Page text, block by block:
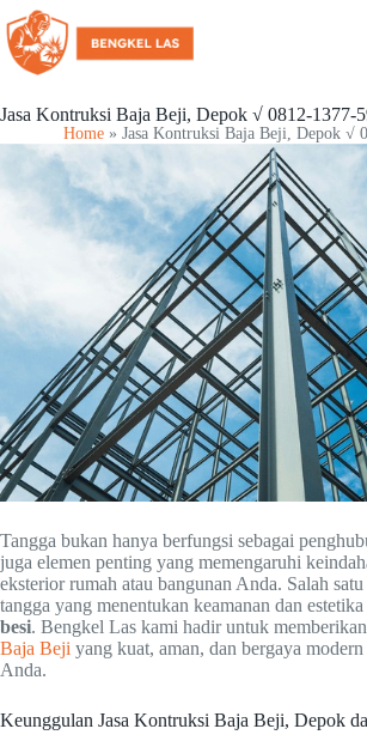
Jasa Kontruksi Baja Beji, Depok √ 0812-1377-
Home » Jasa Kontruksi Baja Beji, Depok √
Tangga bukan hanya berfungsi sebagai
juga elemen penting yang memengaruhi
eksterior rumah atau bangunan Anda. Salah
tangga yang menentukan keamanan dan estetika
besi. Bengkel Las kami hadir untuk
Baja Beji yang kuat, aman, dan bergaya
Anda.
Keunggulan Jasa Kontruksi Baja Beji, Depok